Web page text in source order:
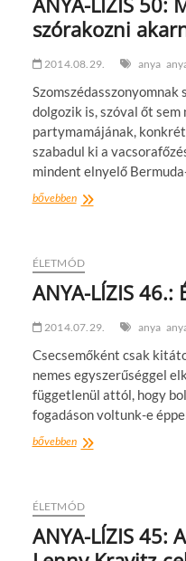
szórakozni
2014.08.29. anya
dolgozik is, szóval őt
partymamájának,
szabadul ki a
mindent elnyelő
bővebbenANYA-
a
lányok
csak
akarnak,
ÉLETMÓD
ANYA-LÍZIS
2014.07.29. anya
Csecsemőként csak
nemes egyszerűséggel
függetlenül attól, hogy
fogadáson voltunk-e
bővebbenANYA-
a
toronymellű
nő
ÉLETMÓD
ANYA-LÍZIS 45: